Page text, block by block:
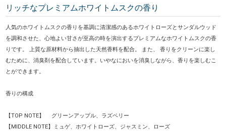
リッチなプレミアムホワイトムスクの香り
人気のホワイトムスクの香りを基調に清潔感のあるホワイトローズとサンダルウッド
を調和させた、心地よい甘さが至高の時を演出するプレミアムなホワイトムスクの香
りです。 上質な原材料から抽出した天然香料を配合。 また、 香りをクリーンに楽し
むために、消臭剤を配合しています。いやなにおいを消臭しながら、香りを楽しむこ
とができます。
香りの構成
【TOP NOTE】 グリーンアップル、ラズベリー
【MIDDLE NOTE】ミュゲ、ホワイトローズ、ジャスミン、ローズ